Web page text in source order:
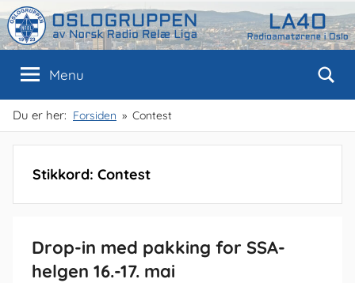
Skip
to
content
Oslogruppen
av
NRRL
Oslo
Menu
Du er her: Forsiden Contest
Stikkord: Contest
Drop-in med pakking for SSA-
helgen 16.-17. mai